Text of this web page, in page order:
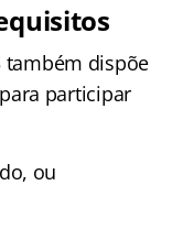
também dispõe
participar
ou